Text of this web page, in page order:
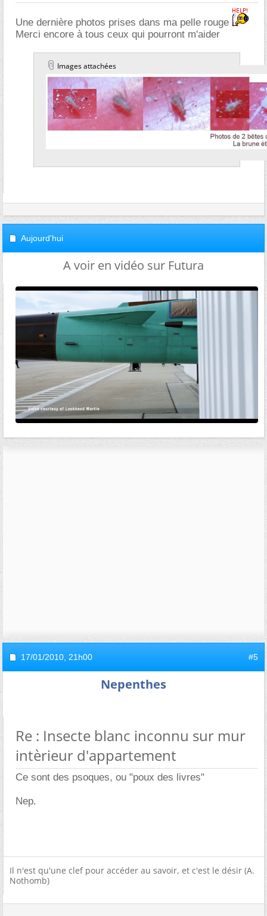
Une dernière photos prises dans ma pelle rouge
Merci encore à tous ceux qui pourront m'aider
Images attachées
Aujourd'hui
A voir en vidéo sur Futura
17/01/2010, 21h00 #5
Nepenthes
Re : Insecte blanc inconnu sur mur
intèrieur d'appartement
Ce sont des psoques, ou "poux des livres"
Nep.
Il n'est qu'une clef pour accéder au savoir, et c'est le désir (A.
Nothomb)